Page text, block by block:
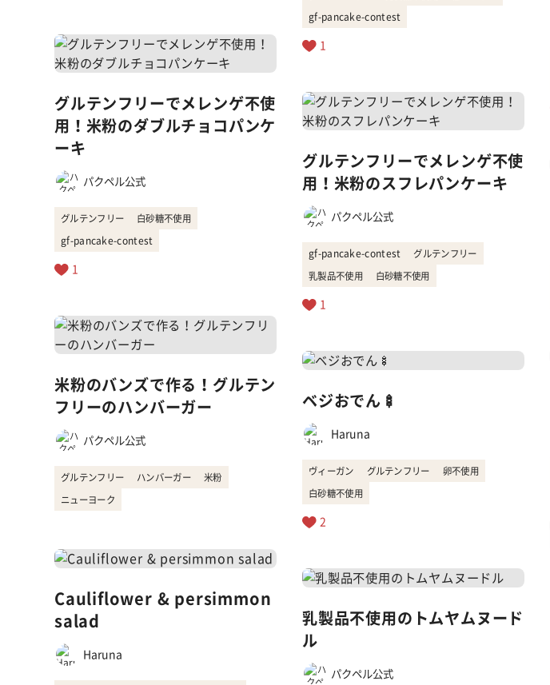
グルテンフリーでメレンゲ不使
用！米粉のダブルチョコパンケ
ーキ
パクペル公式
グルテンフリー 白砂糖不使用
gf-pancake-contest
1
米粉のバンズで作る！グルテン
フリーのハンバーガー
パクペル公式
グルテンフリー ハンバーガー 米粉
ニューヨーク
Cauliflower & persimmon
salad
Haruna
gf-pancake-contest
1
グルテンフリーでメレンゲ不使
用！米粉のスフレパンケーキ
パクペル公式
gf-pancake-contest グルテンフリー
乳製品不使用 白砂糖不使用
1
ベジおでん🍢
Haruna
ヴィーガン グルテンフリー 卵不使用
白砂糖不使用
2
乳製品不使用のトムヤムヌード
ル
パクペル公式